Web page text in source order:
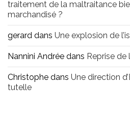
traitement de la maltraitance
marchandisé ?
gerard dans Une explosion de
Nannini Andrée dans Reprise de
Christophe dans Une direction
tutelle